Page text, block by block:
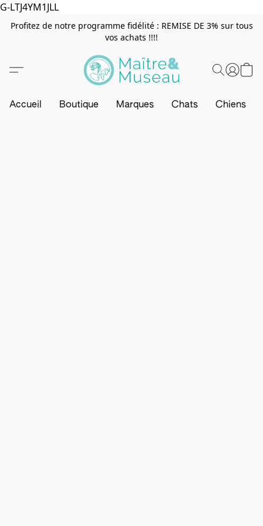
G-LTJ4YM1JLL
Profitez de notre programme fidélité : REMISE DE 3% sur tous
vos achats !!!!
Accueil Boutique Marques Chats Chiens